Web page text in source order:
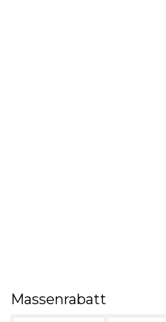
Massenrabatt